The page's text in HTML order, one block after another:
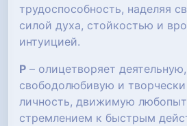
трудоспособность, наделяя
силой духа, стойкостью и
интуицией.
Р – олицетворяет деятельную,
свободолюбивую и
личность, движимую
стремлением к быстрым